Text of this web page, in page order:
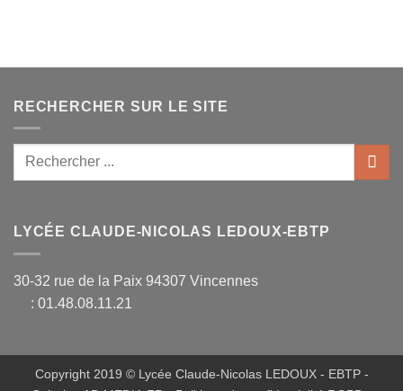
RECHERCHER SUR LE SITE
LYCÉE CLAUDE-NICOLAS LEDOUX-EBTP
30-32 rue de la Paix 94307 Vincennes
: 01.48.08.11.21
Copyright 2019 © Lycée Claude-Nicolas LEDOUX - EBTP -